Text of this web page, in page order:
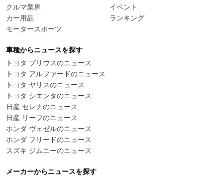
クルマ業界
カー用品
モータースポーツ
イベント
ランキング
車種からニュースを探す
トヨタ プリウスのニュース
トヨタ アルファードのニュース
トヨタ ヤリスのニュース
トヨタ シエンタのニュース
日産 セレナのニュース
日産 リーフのニュース
ホンダ ヴェゼルのニュース
ホンダ フリードのニュース
スズキ ジムニーのニュース
メーカーからニュースを探す